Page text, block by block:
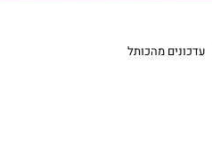
עדכונים מהכותל